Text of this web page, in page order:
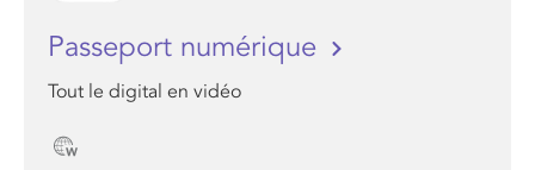
Passeport numérique
Tout le digital en vidéo